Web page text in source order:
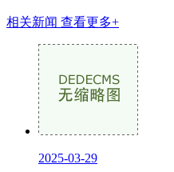
相关新闻 查看更多+
2025-03-29